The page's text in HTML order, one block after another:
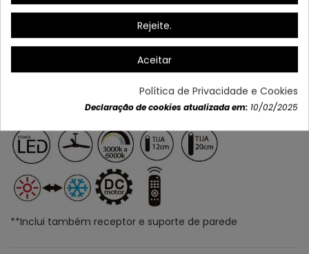
**Inclui também receptor e suporte de parede
Rejeite.
Aceitar
Política de Privacidade e Cookies
Declaração de cookies atualizada em: 10/02/2025